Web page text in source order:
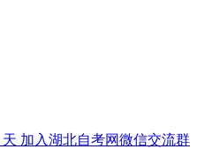
天 加入湖北自考网微信交流群